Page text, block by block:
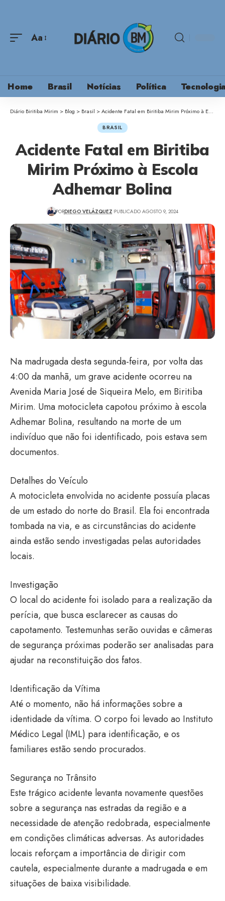
Aa
Home Brasil Notícias Política
Diário Biritiba Mirim > Blog > Brasil >Acidente Fatal em Biritiba Mirim Próximo à Escola Adhemar Bolina
BRASIL
Acidente Fatal em Biritiba
Mirim Próximo à Escola
Adhemar Bolina
PORDIEGO VELÁZQUEZ PUBLICADO AGOSTO 9, 2024
Na madrugada desta segunda-feira, por volta das
4:00 da manhã, um grave acidente ocorreu na
Avenida Maria José de Siqueira Melo, em Biritiba
Mirim. Uma motocicleta capotou próximo à escola
Adhemar Bolina, resultando na morte de um
indivíduo que não foi identificado, pois estava sem
documentos.
Detalhes do Veículo
A motocicleta envolvida no acidente possuía placas
de um estado do norte do Brasil. Ela foi encontrada
tombada na via, e as circunstâncias do acidente
ainda estão sendo investigadas pelas autoridades
locais.
Investigação
O local do acidente foi isolado para a realização da
perícia, que busca esclarecer as causas do
capotamento. Testemunhas serão ouvidas e câmeras
de segurança próximas poderão ser analisadas para
ajudar na reconstituição dos fatos.
Identificação da Vítima
Até o momento, não há informações sobre a
identidade da vítima. O corpo foi levado ao Instituto
Médico Legal (IML) para identificação, e os
familiares estão sendo procurados.
Segurança no Trânsito
Este trágico acidente levanta novamente questões
sobre a segurança nas estradas da região e a
necessidade de atenção redobrada, especialmente
em condições climáticas adversas. As autoridades
locais reforçam a importância de dirigir com
cautela, especialmente durante a madrugada e em
situações de baixa visibilidade.